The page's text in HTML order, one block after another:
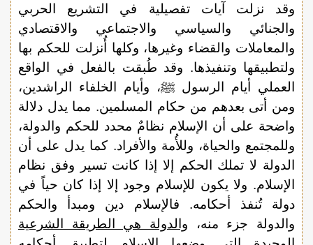
وقد نزلت آيات تفصيلية في التشريع الحربي
والجنائي والسياسي والاجتماعي والاقتصادي
والمعاملات والقضاء وغيرها، وكلها أُنزلت للحكم بها
ولتطبيقها وتنفيذها. وقد طُبقت بالفعل في الواقع
العملي أيام الرسول ﷺ، وأيام الخلفاء الراشدين،
ومن أتى بعدهم من حكام المسلمين. مما يدل دلالة
واضحة على أن الإسلام نظامٌ محدد للحكم والدولة،
وللمجتمع والحياة، وللأُمة والأفراد. كما يدل على أن
الدولة لا تملك الحكم إلا إذا كانت تسير وفق نظام
الإسلام. ولا يكون للإسلام وجود إلا إذا كان حياً في
دولة تُنفذ أحكامه. فالإسلام دين ومبدأ والحكم
والدولة جزء منه، والدولة هي الطريقة الشرعية